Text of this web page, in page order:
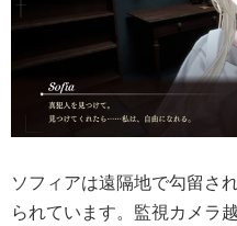
ソフィアは遠隔地で勾留さ
られています。監視カメラ